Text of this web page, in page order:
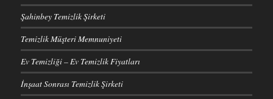
Şahinbey Temizlik Şirketi
Temizlik Müşteri Memnuniyeti
Ev Temizliği – Ev Temizlik Fiyatları
İnşaat Sonrası Temizlik Şirketi